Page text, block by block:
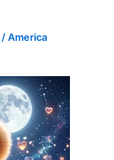
/America